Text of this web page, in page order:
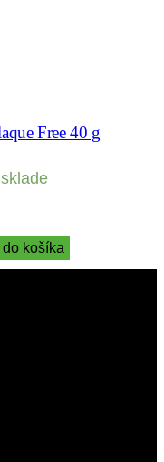
Free 40 g
košíka